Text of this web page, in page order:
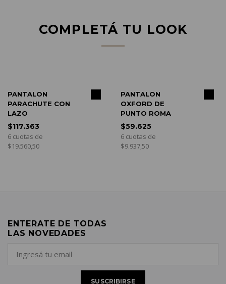
COMPLETÁ TU LOOK
PANTALON
PARACHUTE CON
LAZO
$117.363
6 cuotas de
$19.560,50
PANTALON
OXFORD DE
PUNTO ROMA
$59.625
6 cuotas de
$9.937,50
ENTERATE DE TODAS
LAS NOVEDADES